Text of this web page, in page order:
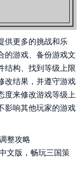
供更多的挑战和乐
的游戏、备份游戏文
结构、找到等级上限
改结果，并遵守游戏
度来修改游戏等级上
影响其他玩家的游戏
整攻略
文版，畅玩三国策